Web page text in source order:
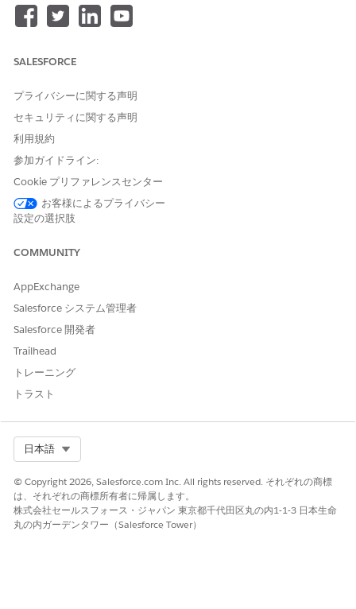
品質管理ユーザーは、OmniScript Builder UI のみを使用して
フォームを作成および編集する必要があります。これらのアク
る可能性があります。
トされていません。このような質問はすべて、条件に関係なく
評価されます。
品質管理コンポーネントを正しく表示するには、VoiceCall お
よび MessagingSession ページテンプレートの中または大領
域に品質管理コンポーネントを追加する必要があります。
AI 自動入力は、1 回の通話でのみ機能します。複数の担当者
が関与する通話で呼び出すと、正しい回答が返されない可能性
があります。
ベータ AI 自動入力機能では、英語でのやりとりのみがサポー
この記事で問題は解決されましたか?
SALESFORCE
プライバシーに関する声明
セキュリティに関する声明
利用規約
参加ガイドライン:
Cookie プリファレンスセンター
お客様によるプライバシー
設定の選択肢
COMMUNITY
AppExchange
Salesforce システム管理者
Salesforce 開発者
Trailhead
トレーニング
トラスト
日本語
© Copyright 2026, Salesforce.com Inc. All rights reserved. それぞれの商標
は、それぞれの商標所有者に帰属します。
株式会社セールスフォース・ジャパン 東京都千代田区丸の内1-1-3 日本生命
丸の内ガーデンタワー（Salesforce Tower）